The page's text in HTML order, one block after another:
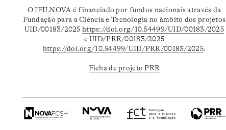
O IFILNOVA é financiado por fundos nacionais através da
Fundação para a Ciência e Tecnologia no âmbito dos projetos
UID/00183/2025https://doi.org/10.54499/UID/00183/2025
e UID/PRR/00183/2025
https://doi.org/10.54499/UID/PRR/00183/2025.
Ficha de projeto PRR